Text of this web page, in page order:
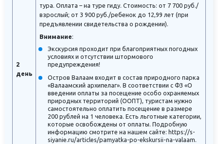
2
день
тура. Оплата – на туре гиду. Стоимость: от 7 700 руб./
взрослый; от 3 900 руб./ребенок до 12,99 лет (при
предъявлении свидетельства о рождении).
Внимание:
Экскурсия проходит при благоприятных погодных
условиях и отсутствии штормового
предупреждения!
Остров Валаам входит в состав природного парка
«Валаамский архипелаг». В соответствии с ФЗ «О
введении оплаты за посещение особо охраняемых
природных территорий (ООПТ), туристам нужно
самостоятельно оплатить посещение в размере
200 рублей на 1 человека. Есть льготные категории,
которые освобождены от оплаты. Подробную
информацию смотрите на нашем сайте: https://s-
siyanie.ru/articles/pamyatka-po-ekskursii-na-valaam.